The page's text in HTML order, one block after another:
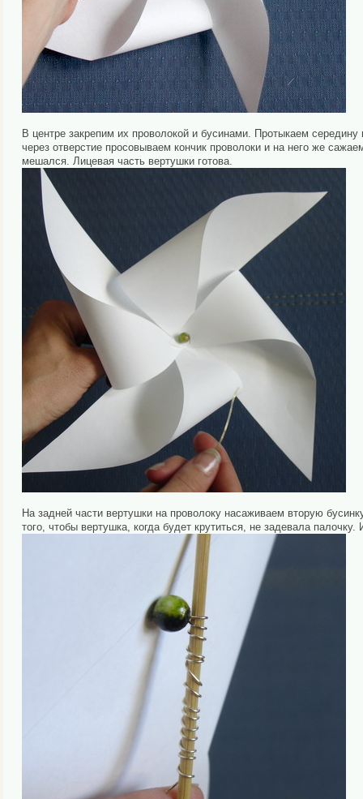
В центре закрепим их проволокой и бусинами. Протыкаем
через отверстие просовываем кончик проволоки и на него же
мешался. Лицевая часть вертушки готова.
На задней части вертушки на проволоку насаживаем вторую
того, чтобы вертушка, когда будет крутиться, не задевала палочку.